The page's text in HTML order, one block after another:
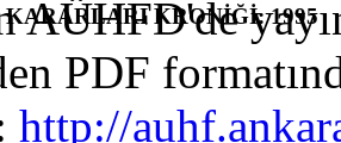
AÜHFD'de
PDF
http://
KARARLARI KRONİĞİ: 1995